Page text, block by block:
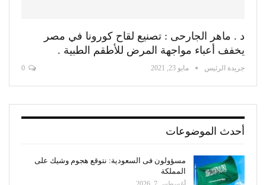
د . ماهر الجارحى : تصنيع لقاح كورونا في مصر
يخفف أعباء مواجهة المرض للأطقم الطبية .
جريدة الرئيس مايو 23, 2021
أحدث الموضوعات
مسؤولون فى السعودية: نتوقع هجوم وشيك على
المملكة